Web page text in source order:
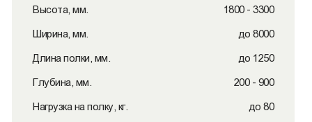
Высота, мм. 1800 - 3300
Ширина, мм. до 8000
Длина полки, мм. до 1250
Глубина, мм. 200 - 900
Нагрузка на полку, кг. до 80